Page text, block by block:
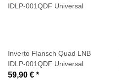
Inverto Flansch Quad LNB
IDLP-001QDF Universal
59,90 € *